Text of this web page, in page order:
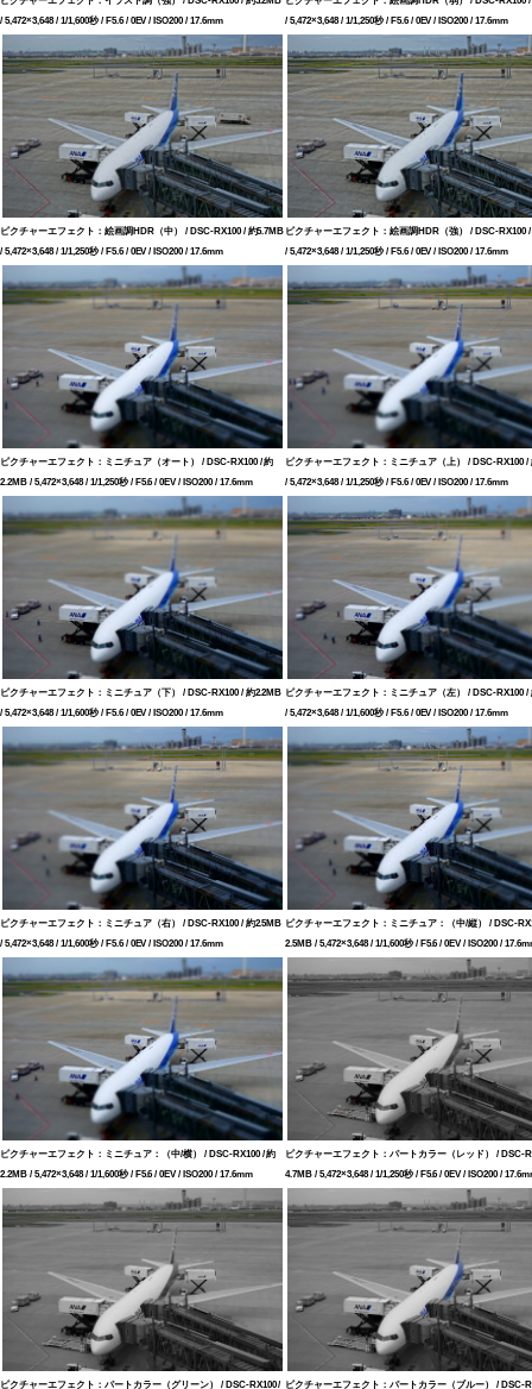
/ 5,472×3,648 / 1/1,600秒 / F5.6 / 0EV / ISO200 / 17.6mm
/ 5,472×3,648 / 1/1,250秒 / F5.6 / 0EV / ISO200 / 17.6mm
ピクチャーエフェクト：絵画調HDR（中） / DSC-RX100 / 約5.7MB
/ 5,472×3,648 / 1/1,250秒 / F5.6 / 0EV / ISO200 / 17.6mm
ピクチャーエフェクト：絵画調HDR（強） / DSC-RX100
/ 5,472×3,648 / 1/1,250秒 / F5.6 / 0EV / ISO200 / 17.6mm
ピクチャーエフェクト：ミニチュア（オート） / DSC-RX100 / 約
2.2MB / 5,472×3,648 / 1/1,250秒 / F5.6 / 0EV / ISO200 / 17.6mm
ピクチャーエフェクト：ミニチュア（上） / DSC-RX100 /
/ 5,472×3,648 / 1/1,250秒 / F5.6 / 0EV / ISO200 / 17.6mm
ピクチャーエフェクト：ミニチュア（下） / DSC-RX100 / 約2.2MB
/ 5,472×3,648 / 1/1,600秒 / F5.6 / 0EV / ISO200 / 17.6mm
ピクチャーエフェクト：ミニチュア（左） / DSC-RX100 /
/ 5,472×3,648 / 1/1,600秒 / F5.6 / 0EV / ISO200 / 17.6mm
ピクチャーエフェクト：ミニチュア（右） / DSC-RX100 / 約2.5MB
/ 5,472×3,648 / 1/1,600秒 / F5.6 / 0EV / ISO200 / 17.6mm
ピクチャーエフェクト：ミニチュア：（中/縦） / DSC-
2.5MB / 5,472×3,648 / 1/1,600秒 / F5.6 / 0EV / ISO200 /
ピクチャーエフェクト：ミニチュア：（中/横） / DSC-RX100 / 約
2.2MB / 5,472×3,648 / 1/1,600秒 / F5.6 / 0EV / ISO200 / 17.6mm
ピクチャーエフェクト：パートカラー（レッド） / DSC-
4.7MB / 5,472×3,648 / 1/1,250秒 / F5.6 / 0EV / ISO200 /
ピクチャーエフェクト：パートカラー（グリーン） / DSC-RX100 / ピクチャーエフェクト：パートカラー（ブルー） / DSC-